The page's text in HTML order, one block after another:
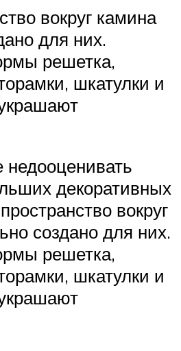
вокруг камина
для них.
решетка,
шкатулки и
недооценивать
декоративных
вокруг
создано для них.
решетка,
шкатулки и